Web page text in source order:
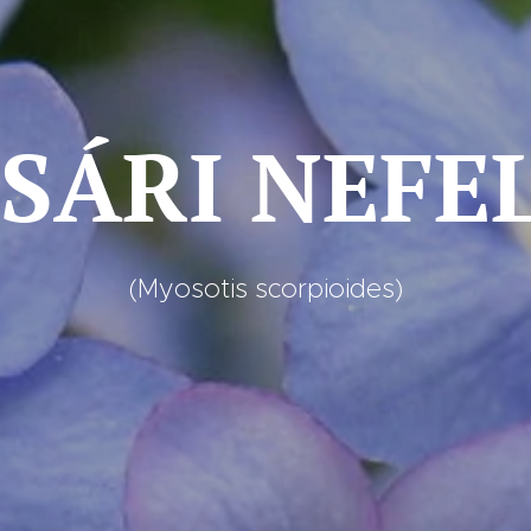
(Myosotis scorpioides)